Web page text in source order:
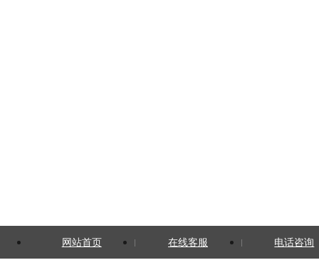
网站首页 在线客服 电话咨询